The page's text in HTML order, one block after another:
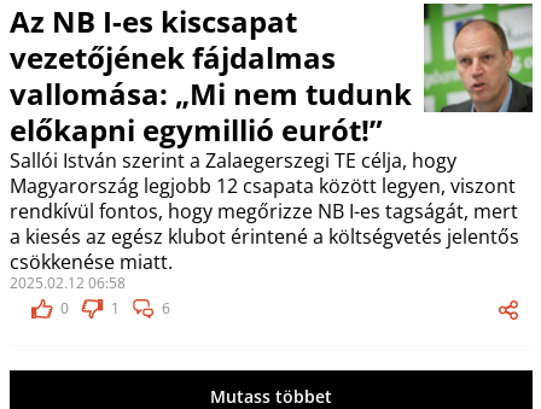
Az NB I-es kiscsapat
vezetőjének fájdalmas
vallomása: „Mi nem tudunk
előkapni egymillió eurót!”
Sallói István szerint a Zalaegerszegi TE célja, hogy
Magyarország legjobb 12 csapata között legyen, viszont
rendkívül fontos, hogy megőrizze NB I-es tagságát, mert
a kiesés az egész klubot érintené a költségvetés jelentős
csökkenése miatt.
2025.02.12 06:58
0
1 6
Mutass többet